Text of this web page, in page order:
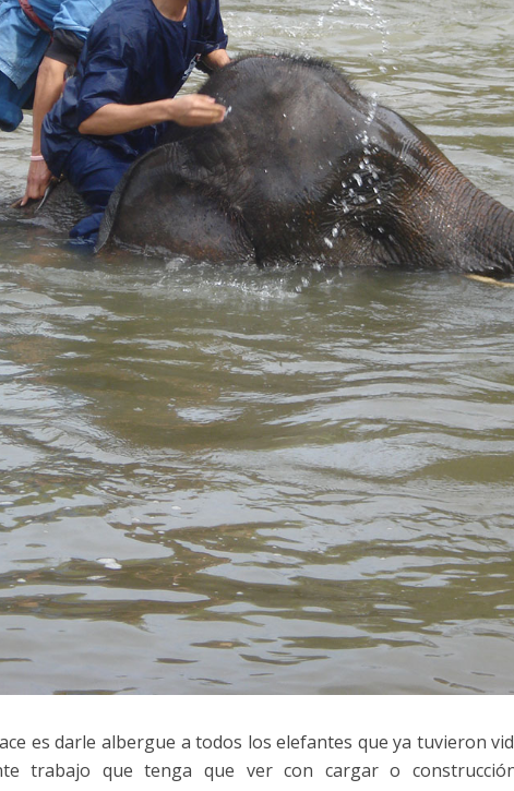
es darle albergue a todos los elefantes que ya tuvieron
trabajo que tenga que ver con cargar o